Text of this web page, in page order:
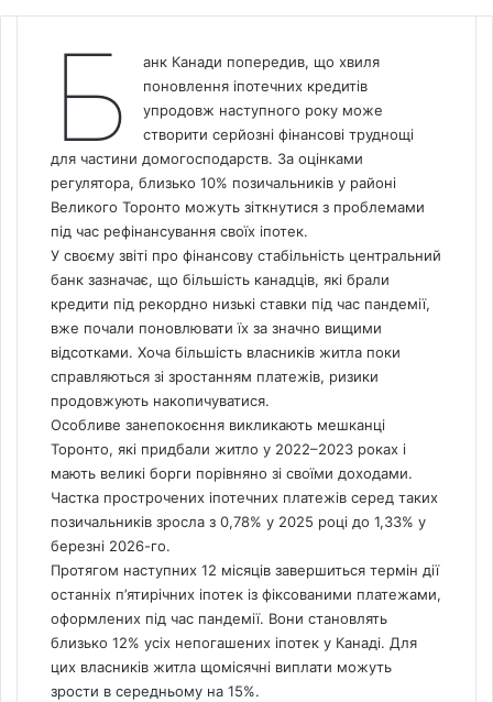
Б
анк Канади попередив, що хвиля
поновлення іпотечних кредитів
упродовж наступного року може
створити серйозні фінансові труднощі
для частини домогосподарств. За оцінками
регулятора, близько 10% позичальників у районі
Великого Торонто можуть зіткнутися з проблемами
під час рефінансування своїх іпотек.
У своєму звіті про фінансову стабільність центральний
банк зазначає, що більшість канадців, які брали
кредити під рекордно низькі ставки під час пандемії,
вже почали поновлювати їх за значно вищими
відсотками. Хоча більшість власників житла поки
справляються зі зростанням платежів, ризики
продовжують накопичуватися.
Особливе занепокоєння викликають мешканці
Торонто, які придбали житло у 2022–2023 роках і
мають великі борги порівняно зі своїми доходами.
Частка прострочених іпотечних платежів серед таких
позичальників зросла з 0,78% у 2025 році до 1,33% у
березні 2026-го.
Протягом наступних 12 місяців завершиться термін дії
останніх п’ятирічних іпотек із фіксованими платежами,
оформлених під час пандемії. Вони становлять
близько 12% усіх непогашених іпотек у Канаді. Для
цих власників житла щомісячні виплати можуть
зрости в середньому на 15%.